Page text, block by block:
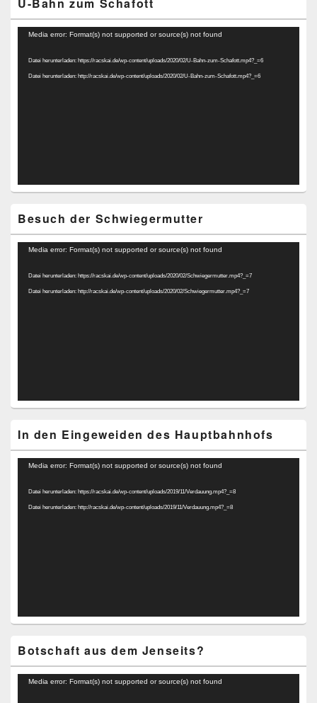
Video-
Media error: Format(s) not supported or source(s) not found
Datei herunterladen: https://racskai.de/wp-content/uploads/2020/02/U-Bahn-zum-Schafott.mp4?_=6
Datei herunterladen: http://racskai.de/wp-content/uploads/2020/02/U-Bahn-zum-Schafott.mp4?_=6
Besuch der Schwiegermutter
Video-
Media error: Format(s) not supported or source(s) not found
Datei herunterladen: https://racskai.de/wp-content/uploads/2020/02/Schwiegermutter.mp4?_=7
Datei herunterladen: http://racskai.de/wp-content/uploads/2020/02/Schwiegermutter.mp4?_=7
In den Eingeweiden des Hauptbahnhofs
Video-
Media error: Format(s) not supported or source(s) not found
Datei herunterladen: https://racskai.de/wp-content/uploads/2019/11/Verdauung.mp4?_=8
Datei herunterladen: http://racskai.de/wp-content/uploads/2019/11/Verdauung.mp4?_=8
Botschaft aus dem Jenseits?
Video-
Media error: Format(s) not supported or source(s) not found